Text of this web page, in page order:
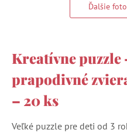
Ďalšie
Kreatívne puzzle
prapodivné
– 20 ks
Veľké puzzle pre deti od 3